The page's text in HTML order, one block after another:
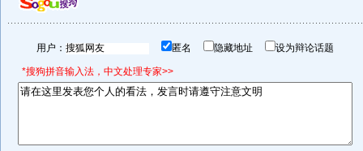
用户： 匿名 隐藏地址 设为辩论话题
*搜狗拼音输入法，中文处理专家>>